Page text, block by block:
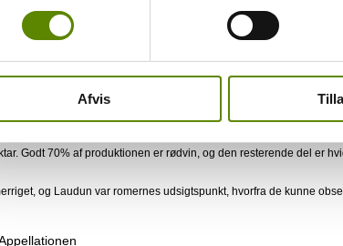
Afvis
udelukkende produceres rødvin. Beliggende blot et par
flasker årligt.
Durance, Châteauneuf-de-Gadagne, Morières-lès-
Godt 70% af produktionen er rødvin, og den resterende del er
og Laudun var romernes udsigtspunkt, hvorfra de kunne